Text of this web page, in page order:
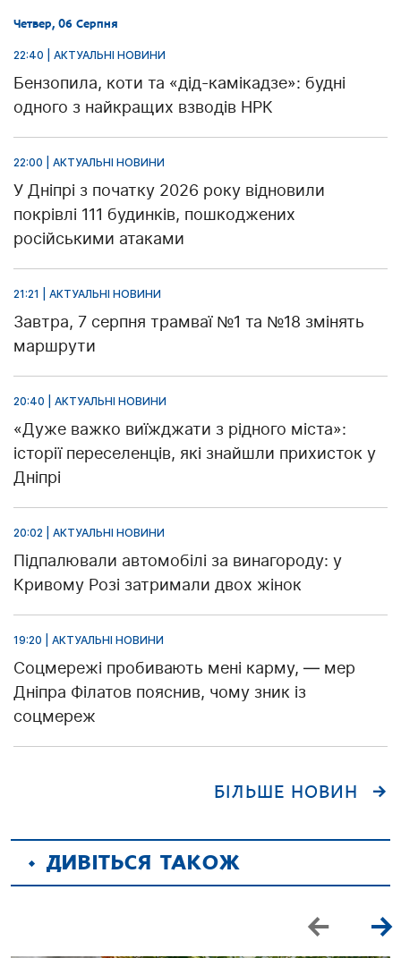
Четвер, 06 Серпня
22:40 | АКТУАЛЬНІ НОВИНИ
Бензопила, коти та «дід-камікадзе»: будні
одного з найкращих взводів НРК
22:00 | АКТУАЛЬНІ НОВИНИ
У Дніпрі з початку 2026 року відновили
покрівлі 111 будинків, пошкоджених
російськими атаками
21:21 | АКТУАЛЬНІ НОВИНИ
Завтра, 7 серпня трамваї №1 та №18 змінять
маршрути
20:40 | АКТУАЛЬНІ НОВИНИ
«Дуже важко виїжджати з рідного міста»:
історії переселенців, які знайшли прихисток у
Дніпрі
20:02 | АКТУАЛЬНІ НОВИНИ
Підпалювали автомобілі за винагороду: у
Кривому Розі затримали двох жінок
19:20 | АКТУАЛЬНІ НОВИНИ
Соцмережі пробивають мені карму, — мер
Дніпра Філатов пояснив, чому зник із
соцмереж
БІЛЬШЕ НОВИН
ДИВІТЬСЯ ТАКОЖ